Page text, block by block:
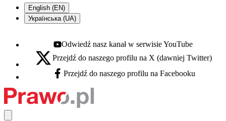
English (EN)
Українська (UA)
Youtube - otwiera się w nowej karcie
Odwiedź nasz kanał w serwisie YouTube
X - otwiera się w nowej karcie
Przejdź do naszego profilu na X (dawniej Twitter)
Facebook - otwiera się w nowej karcie
Przejdź do naszego profilu na Facebooku